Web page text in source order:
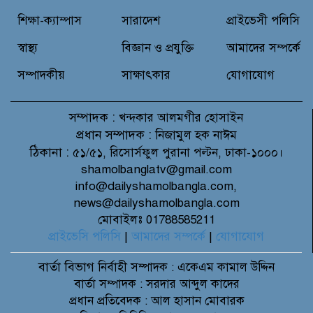
শিক্ষা-ক্যাম্পাস
স্বাস্থ্য
সম্পাদকীয়
সারাদেশ
বিজ্ঞান ও প্রযুক্তি
সাক্ষাৎকার
প্রাইভেসী পলিসি
আমাদের সম্পর্কে
যোগাযোগ
সম্পাদক : খন্দকার আলমগীর হোসাইন
প্রধান সম্পাদক : নিজামুল হক নাঈম
ঠিকানা : ৫১/৫১, রিসোর্সফুল পুরানা পল্টন, ঢাকা-১০০০।
shamolbanglatv@gmail.com
info@dailyshamolbangla.com,
news@dailyshamolbangla.com
মোবাইলঃ 01788585211
প্রাইভেসি পলিসি | আমাদের সম্পর্কে | যোগাযোগ
বার্তা বিভাগনির্বাহী সম্পাদক : একেএম কামাল উদ্দিন
বার্তা সম্পাদক : সরদার আব্দুল কাদের
প্রধান প্রতিবেদক : আল হাসান মোবারক